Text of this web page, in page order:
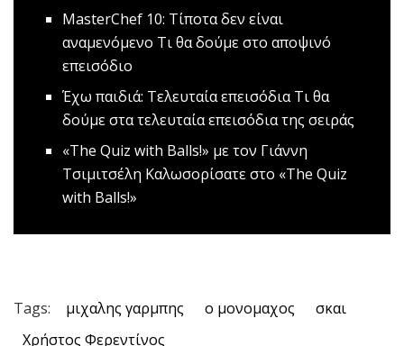
MasterChef 10: Τίποτα δεν είναι
αναμενόμενο Τι θα δούμε στο αποψινό
επεισόδιο
Έχω παιδιά: Τελευταία επεισόδιαΤι θα
δούμε στα τελευταία επεισόδια της σειράς
«The Quiz with Balls!» με τον Γιάννη
Τσιμιτσέλη Καλωσορίσατε στο «The Quiz
with Balls!»
Tags: μιχαλης γαρμπης ο μονομαχος
σκαι
Χρήστος Φερεντίνος